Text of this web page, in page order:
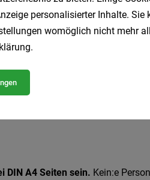
dass 58,53 Prozent der
das Gehalt gab auch
Prinzip Fake it till you make it
Kündigungsgrund.
DIN A4 Seiten sein. Kein:e
personalisierter Inhalte.
womöglich nicht mehr
.